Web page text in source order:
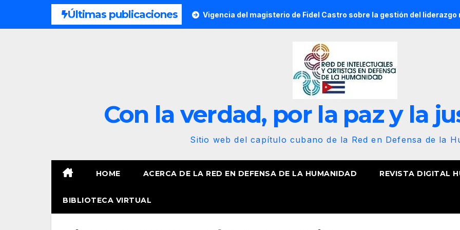
Últimas publicaciones Vigencia del magisterio de Fidel Castro sobre la gestión del
Con la verdad, por la paz y la
Sitio web del capítulo cubano de la Red en Defensa de la
HOME ACERCA DE LA RED EN DEFENSA DE LA HUMANIDAD REVISTA DIGITAL
BIBLIOTECA VIRTUAL